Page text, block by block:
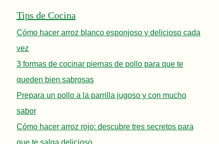
Tips de Cocina
Cómo hacer arroz blanco esponjoso y delicioso cada
vez
3 formas de cocinar piernas de pollo para que te
queden bien sabrosas
Prepara un pollo a la parrilla jugoso y con mucho
sabor
Cómo hacer arroz rojo: descubre tres secretos para